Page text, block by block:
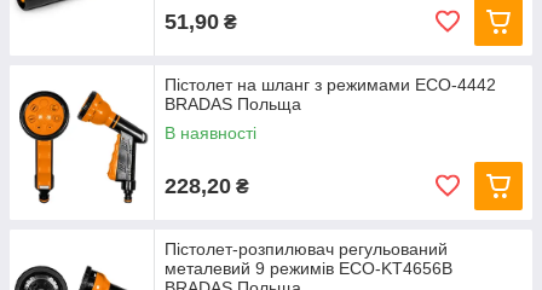
51,90 ₴
Пістолет на шланг з режимами ECO-4442
BRADAS Польща
В наявності
228,20 ₴
Пістолет-розпилювач регульований
металевий 9 режимів ECO-KT4656B